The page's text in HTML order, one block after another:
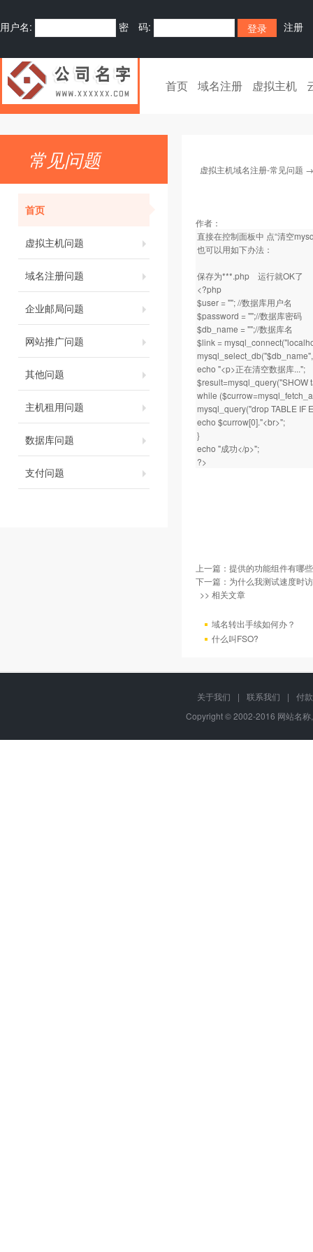
用户名: 密 码: 注册
首页 域名注册 虚拟主机
常见问题
首页
虚拟主机问题
域名注册问题
企业邮局问题
网站推广问题
其他问题
主机租用问题
数据库问题
支付问题
虚拟主机域名注册-常见问题
作者：
直接在控制面板中 点“清空
也可以用如下办法：
保存为***.php 运行就OK了
<?php
$user = ""; //数据库用户名
$password = "";//数据库密码
$db_name = "";//数据库名
$link =
echo "<p>正在清空数据库...";
$result=mysql_query("SHOW
while
mysql_query("drop TABLE IF
echo $currow[0]."<br>";
}
echo "成功</p>";
?>
上一篇： 提供的功能组件有哪
下一篇： 为什么我测试速度时
>> 相关文章
域名转出手续如何办？
什么叫FSO?
关于我们 | 联系我们 |
付
Copyright © 2002-2016 网站名